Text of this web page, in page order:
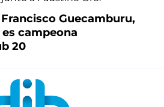
Guecamburu,
campeona
20